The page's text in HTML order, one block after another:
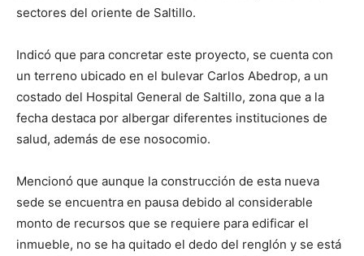
sectores del oriente de Saltillo.
Indicó que para concretar este proyecto, se cuenta con
un terreno ubicado en el bulevar Carlos Abedrop, a un
costado del Hospital General de Saltillo, zona que a la
fecha destaca por albergar diferentes instituciones de
salud, además de ese nosocomio.
Mencionó que aunque la construcción de esta nueva
sede se encuentra en pausa debido al considerable
monto de recursos que se requiere para edificar el
inmueble, no se ha quitado el dedo del renglón y se está